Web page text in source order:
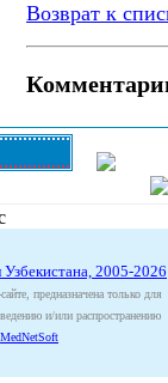
Возврат к
2005-2026
предназначена только для
и/или распространению
MedNetSoft